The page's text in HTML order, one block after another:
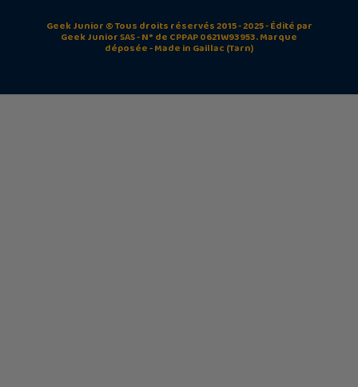
Geek Junior © Tous droits réservés 2015 - 2025 - Édité par
Geek Junior SAS - N° de CPPAP 0621W93953. Marque
déposée - Made in Gaillac (Tarn)